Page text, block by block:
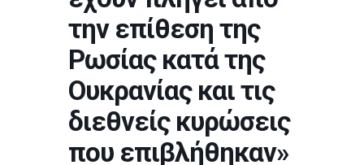
την επίθεση της
Ρωσίας κατά της
Ουκρανίας και τις
διεθνείς κυρώσεις
που επιβλήθηκαν»